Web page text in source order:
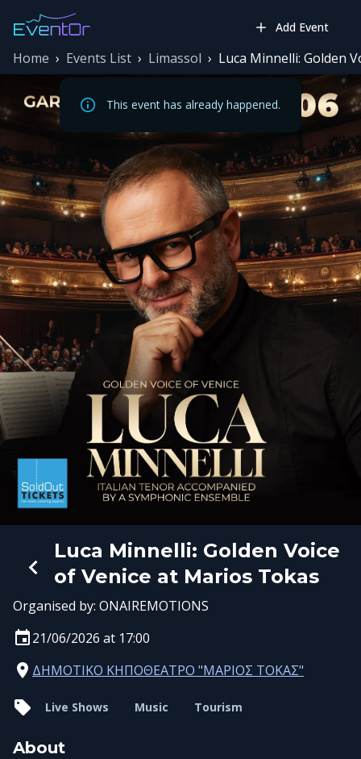
Add Event
This event has already happened.
Home › Events List › Limassol › Luca Minnelli: Golden
Luca Minnelli: Golden Voice
of Venice at Marios Tokas
Organised by: ONAIREMOTIONS
21/06/2026 at 17:00
ΔΗΜΟΤΙΚΟ ΚΗΠΟΘΕΑΤΡΟ "ΜΑΡΙΟΣ ΤΟΚΑΣ"
Live Shows Music Tourism
About